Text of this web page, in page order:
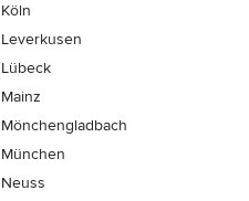
Köln
Leverkusen
Lübeck
Mainz
Mönchen­gladbach
München
Neuss